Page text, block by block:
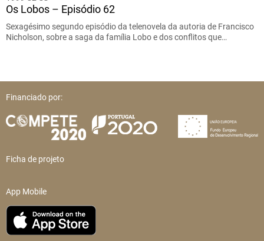
Os Lobos – Episódio 62
Sexagésimo segundo episódio da telenovela da autoria de Francisco
Nicholson, sobre a saga da família Lobo e dos conflitos que…
Financiado por:
Ficha de projeto
App Mobile